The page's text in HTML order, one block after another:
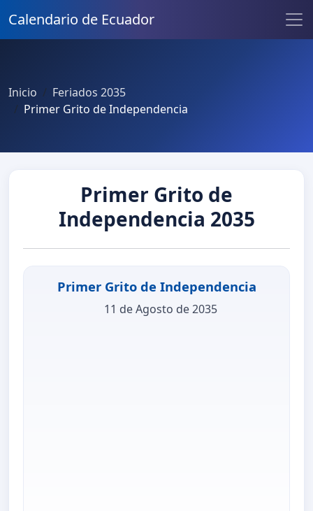
Calendario de Ecuador
Inicio
Feriados 2035
Primer Grito de Independencia
Primer Grito de
Independencia 2035
Primer Grito de Independencia
11 de Agosto de 2035